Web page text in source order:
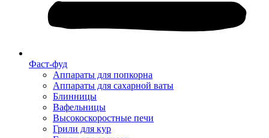
Фаст-фуд
Аппараты для попкорна
Аппараты для сахарной ваты
Блинницы
Вафельницы
Высокоскоростные печи
Грили для кур